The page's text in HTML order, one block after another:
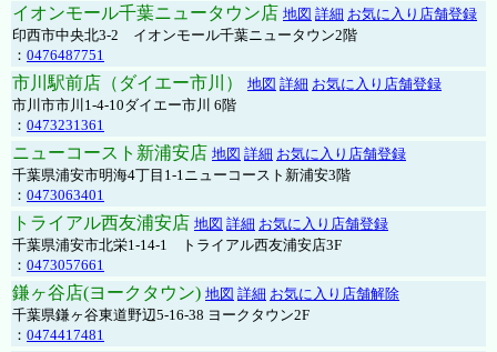
イオンモール千葉ニュータウン店 地図 詳細 お気に入り店舗登録
印西市中央北3-2 イオンモール千葉ニュータウン2階
： 0476487751
市川駅前店（ダイエー市川） 地図 詳細 お気に入り店舗登録
市川市市川1-4-10ダイエー市川 6階
： 0473231361
ニューコースト新浦安店 地図 詳細 お気に入り店舗登録
千葉県浦安市明海4丁目1-1ニューコースト新浦安3階
： 0473063401
トライアル西友浦安店 地図 詳細 お気に入り店舗登録
千葉県浦安市北栄1-14-1 トライアル西友浦安店3F
： 0473057661
鎌ヶ谷店(ヨークタウン) 地図 詳細 お気に入り店舗解除
千葉県鎌ヶ谷東道野辺5-16-38 ヨークタウン2F
： 0474417481